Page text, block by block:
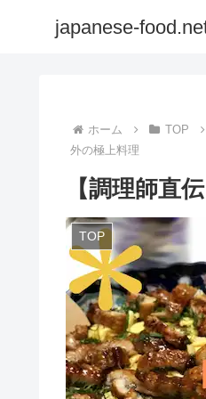
japanese-
ホーム TOP
外の極上料理
【調理師直
TOP